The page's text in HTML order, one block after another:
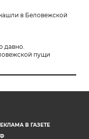
в Беловежской
давно.
пущи
В ГАЗЕТЕ